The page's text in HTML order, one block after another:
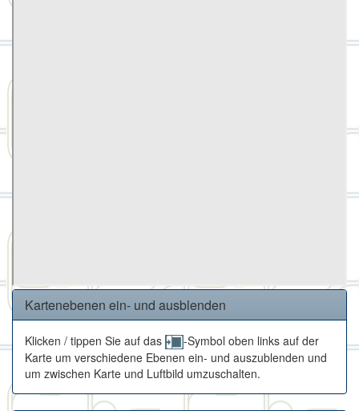
Kartenebenen ein- und ausblenden
Klicken / tippen Sie auf das
-Symbol oben links auf der
Karte um verschiedene Ebenen ein- und auszublenden und
um zwischen Karte und Luftbild umzuschalten.